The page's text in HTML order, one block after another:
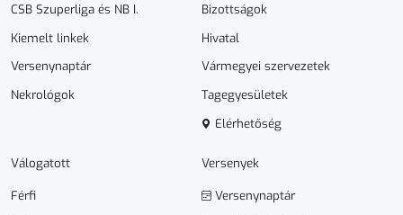
CSB Szuperliga és NB I.
Kiemelt linkek
Versenynaptár
Nekrológok
Bizottságok
Hivatal
Vármegyei szervezetek
Tagegyesületek
Elérhetőség
Válogatott
Férfi
Versenyek
Versenynaptár